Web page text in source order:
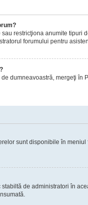
restricţiona anumite tipuri
forumului pentru
dumneavoastră, mergeţi în
sunt disponibile în
de administratori în